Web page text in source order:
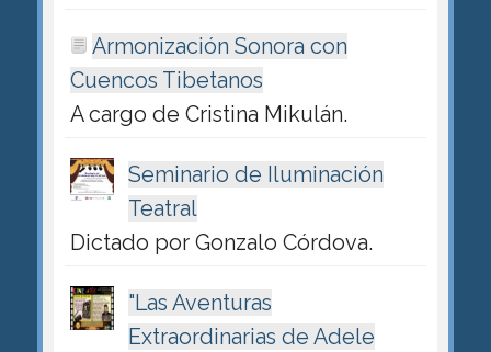
Armonización Sonora con
Cuencos Tibetanos
A cargo de Cristina Mikulán.
Seminario de Iluminación
Teatral
Dictado por Gonzalo Córdova.
"Las Aventuras
Extraordinarias de Adele